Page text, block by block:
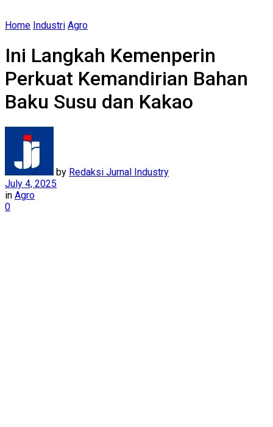
Home Industri Agro
Ini Langkah Kemenperin
Perkuat Kemandirian Bahan
Baku Susu dan Kakao
by Redaksi Jurnal Industry
July 4, 2025
in Agro
0